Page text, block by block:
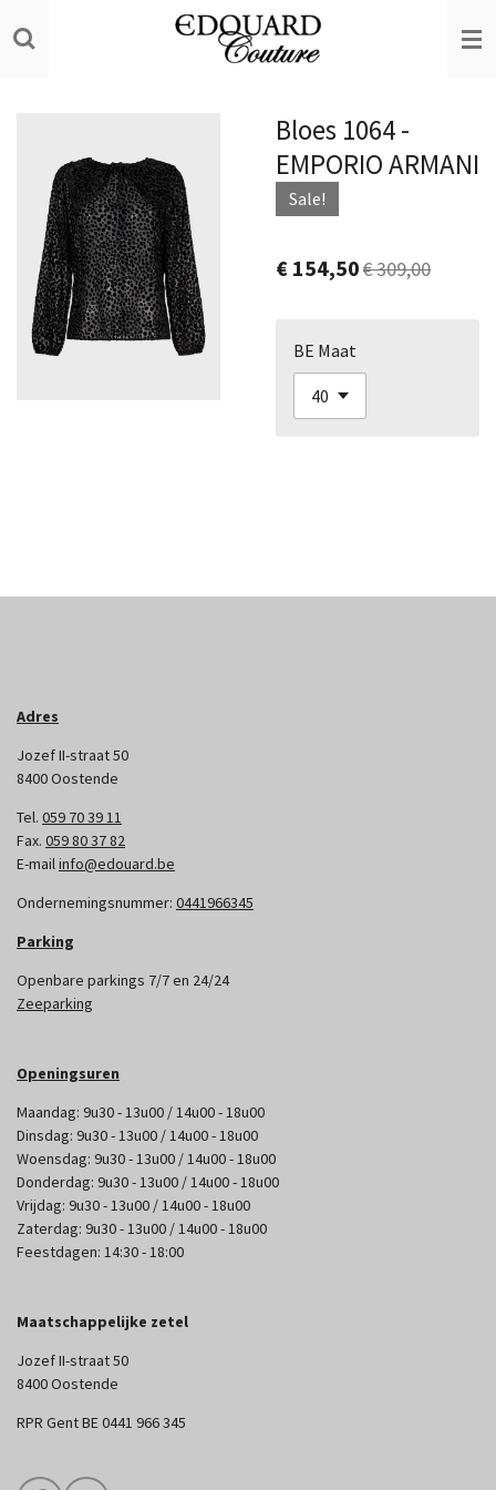
direct
Bloes 1064 -
EMPORIO ARMANI
Sale!
€ 154,50€ 309,00
BE Maat
Adres
Jozef II-straat 50
8400 Oostende
Tel. 059 70 39 11
Fax. 059 80 37 82
E-mailinfo@edouard.be
Ondernemingsnummer: 0441966345
Parking
Openbare parkings 7/7 en 24/24
Zeeparking
Openingsuren
Maandag: 9u30 - 13u00 / 14u00 - 18u00
Dinsdag: 9u30 - 13u00 / 14u00 - 18u00
Woensdag: 9u30 - 13u00 / 14u00 - 18u00
Donderdag: 9u30 - 13u00 / 14u00 - 18u00
Vrijdag: 9u30 - 13u00 / 14u00 - 18u00
Zaterdag: 9u30 - 13u00 / 14u00 - 18u00
Feestdagen: 14:30 - 18:00
Maatschappelijke zetel
Jozef II-straat 50
8400 Oostende
RPR Gent BE 0441 966 345